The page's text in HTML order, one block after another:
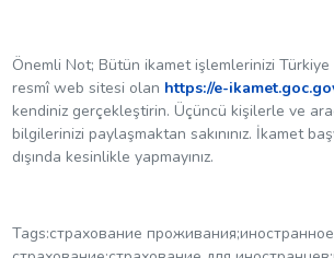
Önemli Not; Bütün ikamet işlemlerinizi Türkiye
resmî web sitesi olan https://e-
kendiniz gerçekleştirin. Üçüncü kişilerle ve
bilgilerinizi paylaşmaktan sakınınız. İkamet
dışında kesinlikle yapmayınız.
Tags:страхование